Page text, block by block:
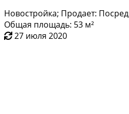
Новостройка; Продает:
Общая площадь: 53 м²
27 июля 2020